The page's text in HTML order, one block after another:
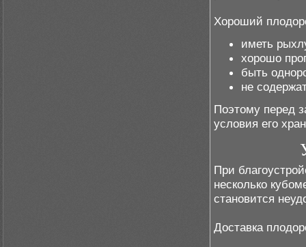
Хороший
иметь
хорошо
быть
не
Поэтому перед
условия его
При
несколько
становится
Доставка